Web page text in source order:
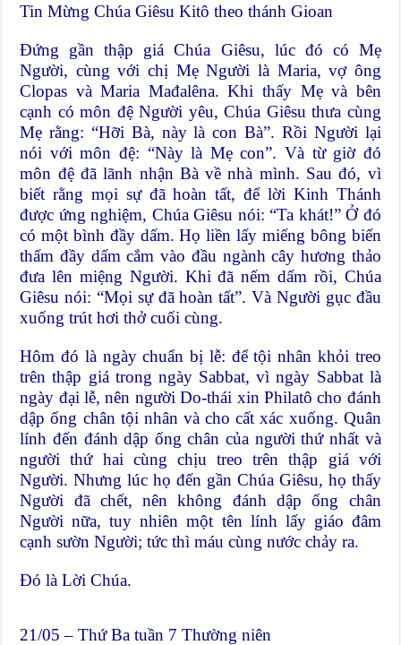
Tin Mừng Chúa Giêsu Kitô theo thánh Gioan
Đứng gần thập giá Chúa Giêsu, lúc đó có Mẹ
Người, cùng với chị Mẹ Người là Maria, vợ ông
Clopas và Maria Mađalêna. Khi thấy Mẹ và bên
cạnh có môn đệ Người yêu, Chúa Giêsu thưa cùng
Mẹ rằng: “Hỡi Bà, này là con Bà”. Rồi Người lại
nói với môn đệ: “Này là Mẹ con”. Và từ giờ đó
môn đệ đã lãnh nhận Bà về nhà mình. Sau đó, vì
biết rằng mọi sự đã hoàn tất, để lời Kinh Thánh
được ứng nghiệm, Chúa Giêsu nói: “Ta khát!” Ở đó
có một bình đầy dấm. Họ liền lấy miếng bông biển
thấm đầy dấm cắm vào đầu ngành cây hương thảo
đưa lên miệng Người. Khi đã nếm dấm rồi, Chúa
Giêsu nói: “Mọi sự đã hoàn tất”. Và Người gục đầu
xuống trút hơi thở cuối cùng.
Hôm đó là ngày chuẩn bị lễ: để tội nhân khỏi treo
trên thập giá trong ngày Sabbat, vì ngày Sabbat là
ngày đại lễ, nên người Do-thái xin Philatô cho đánh
dập ống chân tội nhân và cho cất xác xuống. Quân
lính đến đánh dập ống chân của người thứ nhất và
người thứ hai cùng chịu treo trên thập giá với
Người. Nhưng lúc họ đến gần Chúa Giêsu, họ thấy
Người đã chết, nên không đánh dập ống chân
Người nữa, tuy nhiên một tên lính lấy giáo đâm
cạnh sườn Người; tức thì máu cùng nước chảy ra.
Đó là Lời Chúa.
21/05 – Thứ Ba tuần 7 Thường niên